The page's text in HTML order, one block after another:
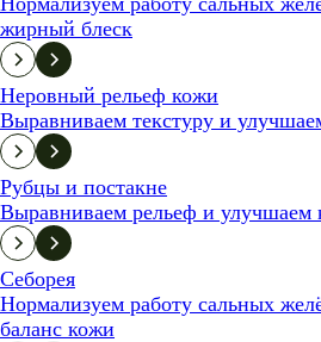
жирный блеск
Неровный рельеф кожи
Выравниваем текстуру и
Рубцы и постакне
Выравниваем рельеф и улучшаем
Себорея
Нормализуем работу сальных
баланс кожи